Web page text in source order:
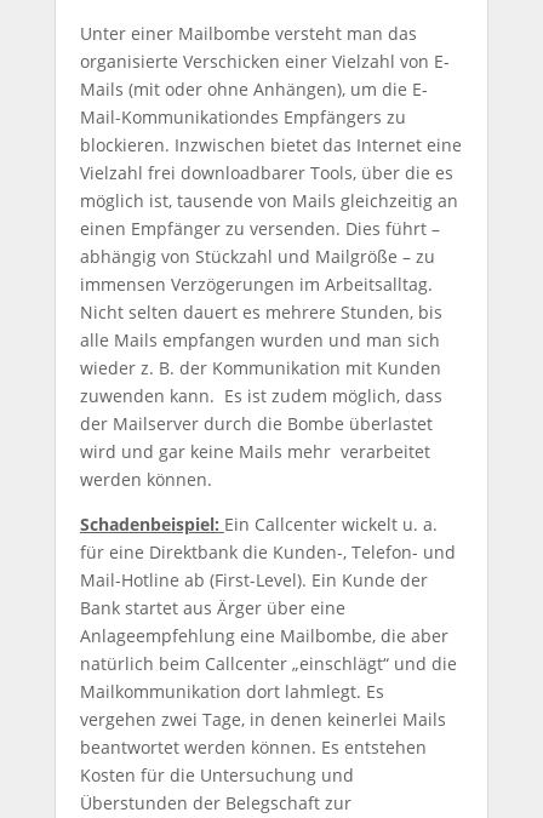
Unter einer Mailbombe versteht man das
organisierte Verschicken einer Vielzahl von E-
Mails (mit oder ohne Anhängen), um die E-
Mail-Kommunikationdes Empfängers zu
blockieren. Inzwischen bietet das Internet eine
Vielzahl frei downloadbarer Tools, über die es
möglich ist, tausende von Mails gleichzeitig an
einen Empfänger zu versenden. Dies führt –
abhängig von Stückzahl und Mailgröße – zu
immensen Verzögerungen im Arbeitsalltag.
Nicht selten dauert es mehrere Stunden, bis
alle Mails empfangen wurden und man sich
wieder z. B. der Kommunikation mit Kunden
zuwenden kann. Es ist zudem möglich, dass
der Mailserver durch die Bombe überlastet
wird und gar keine Mails mehr verarbeitet
werden können.
Schadenbeispiel: Ein Callcenter wickelt u. a.
für eine Direktbank die Kunden-, Telefon- und
Mail-Hotline ab (First-Level). Ein Kunde der
Bank startet aus Ärger über eine
Anlageempfehlung eine Mailbombe, die aber
natürlich beim Callcenter „einschlägt“ und die
Mailkommunikation dort lahmlegt. Es
vergehen zwei Tage, in denen keinerlei Mails
beantwortet werden können. Es entstehen
Kosten für die Untersuchung und
Überstunden der Belegschaft zur